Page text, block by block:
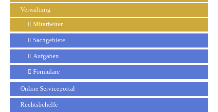
Verwaltung
Mitarbeiter
Sachgebiete
Aufgaben
Formulare
Online Serviceportal
Rechtsbehelfe